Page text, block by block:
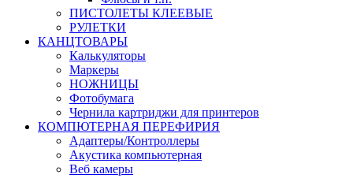
ПИСТОЛЕТЫ КЛЕЕВЫЕ
РУЛЕТКИ
КАНЦТОВАРЫ
Калькуляторы
Маркеры
НОЖНИЦЫ
Фотобумага
Чернила картриджи для принтеров
КОМПЮТЕРНАЯ ПЕРЕФИРИЯ
Адаптеры/Контроллеры
Акустика компьютерная
Веб камеры